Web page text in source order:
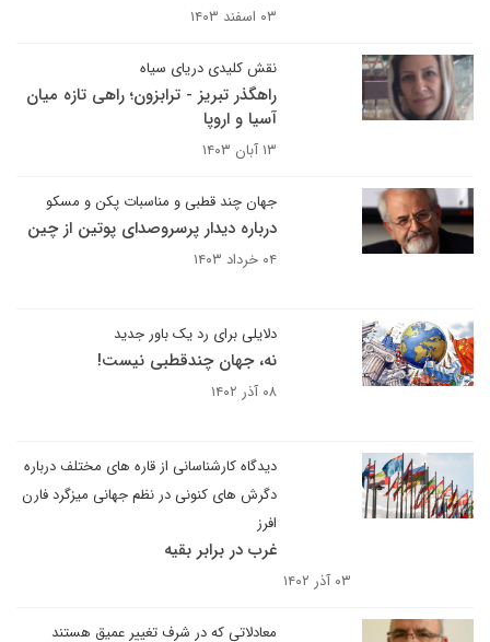
۰۳ اسفند ۱۴۰۳
نقش کلیدی دریای سیاه
راهگذر تبریز - ترابزون؛ راهی تازه میان
آسیا و اروپا
۱۳ آبان ۱۴۰۳
جهان‌ چند قطبی و مناسبات پکن و مسکو
درباره دیدار پرسروصدای پوتین از چین
۰۴ خرداد ۱۴۰۳
دلایلی برای رد یک باور جدید
نه، جهان چندقطبی نیست!
۰۸ آذر ۱۴۰۲
دیدگاه کارشناسانی از قاره های مختلف درباره
دگرش های کنونی در نظم جهانی میزگرد فارن
افرز
غرب در برابر بقیه
۰۳ آذر ۱۴۰۲
معادلاتی که در شرف تغییر عمیق هستند